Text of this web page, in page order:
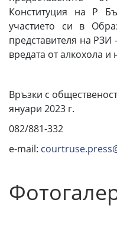
Конституция на Р
участието си в
представителя на
вредата от алкохола и
Връзки с
януари 2023 г.
082/881-332
e-mail: